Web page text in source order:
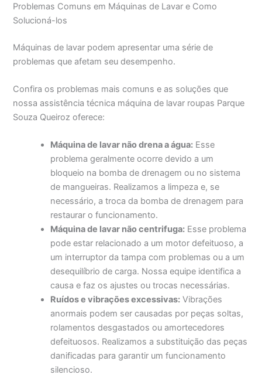
Problemas Comuns em Máquinas de Lavar e Como
Solucioná-los
Máquinas de lavar podem apresentar uma série de
problemas que afetam seu desempenho.
Confira os problemas mais comuns e as soluções que
nossa assistência técnica máquina de lavar roupas Parque
Souza Queiroz oferece:
Máquina de lavar não drena a água: Esse
problema geralmente ocorre devido a um
bloqueio na bomba de drenagem ou no sistema
de mangueiras. Realizamos a limpeza e, se
necessário, a troca da bomba de drenagem para
restaurar o funcionamento.
Máquina de lavar não centrifuga: Esse problema
pode estar relacionado a um motor defeituoso, a
um interruptor da tampa com problemas ou a um
desequilíbrio de carga. Nossa equipe identifica a
causa e faz os ajustes ou trocas necessárias.
Ruídos e vibrações excessivas: Vibrações
anormais podem ser causadas por peças soltas,
rolamentos desgastados ou amortecedores
defeituosos. Realizamos a substituição das peças
danificadas para garantir um funcionamento
silencioso.